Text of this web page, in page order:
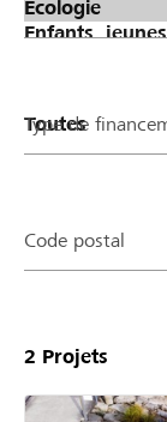
Type de
Code postal
2 Projets